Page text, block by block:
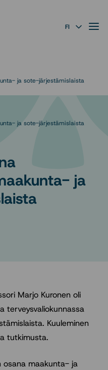
FI
ja sote-järjestämislaista
ja sote-järjestämislaista
ja
Marjo Kuronen oli
terveysvaliokunnassa
Kuuleminen
tutkimusta.
osana maakunta- ja